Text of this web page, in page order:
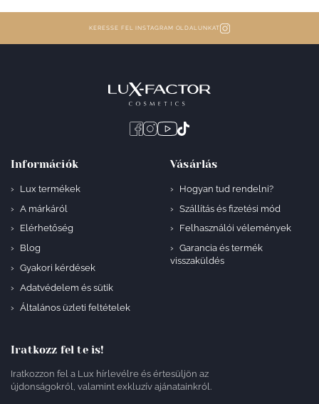
KERESSE FEL INSTAGRAM OLDALUNKAT
Információk
Lux termékek
A márkáról
Elérhetőség
Blog
Gyakori kérdések
Adatvédelem és sütik
Általános üzleti feltételek
Vásárlás
Hogyan tud rendelni?
Szállítás és fizetési mód
Felhasználói vélemények
Garancia és termék
visszaküldés
Iratkozz fel te is!
Iratkozzon fel a Lux hírlevélre és értesüljön az
újdonságokról, valamint exkluzív ajánatainkról.